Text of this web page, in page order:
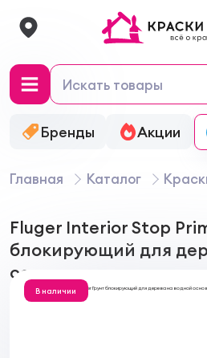
Бренды Акции
Главная Каталог
Fluger Interior Stop
блокирующий для
основе
В наличии